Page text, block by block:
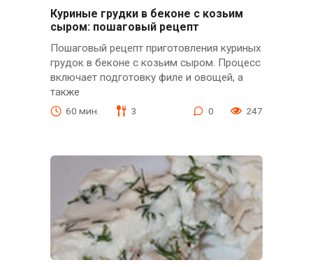
Куриные грудки в беконе с козьим
сыром: пошаговый рецепт
Пошаговый рецепт приготовления куриных
грудок в беконе с козьим сыром. Процесс
включает подготовку филе и овощей, а
также
60 мин. 3 0 247